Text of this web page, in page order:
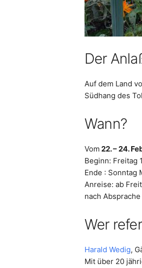
Der
Auf dem Land
Südhang des
Wann?
Vom 22. – 24.
Beginn: Freitag
Ende : Sonntag
Anreise: ab
nach
Wer
Harald Wedig,
Mit über 20